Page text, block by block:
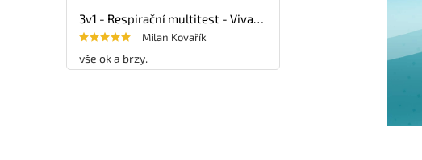
Milan Kovařík
vše ok a brzy.